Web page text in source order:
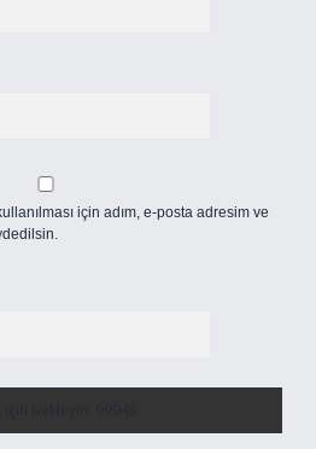
için adım, e-posta adresim ve